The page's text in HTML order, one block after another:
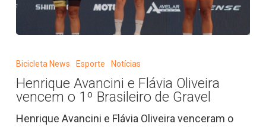
Avancini
Flávia
Oliveira
vencem
Bicicleta News Esporte Notícias
Henrique Avancini e Flávia Oliveira
vencem o 1º Brasileiro de Gravel
Henrique Avancini e Flávia Oliveira venceram o